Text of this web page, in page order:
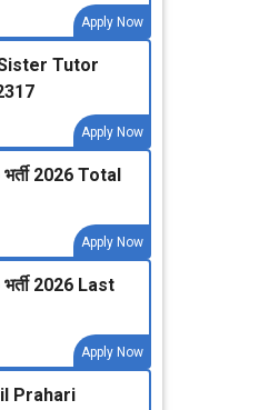
Apply Now
Tutor
Apply Now
2026 Total
Apply Now
2026 Last
Apply Now
Prahari